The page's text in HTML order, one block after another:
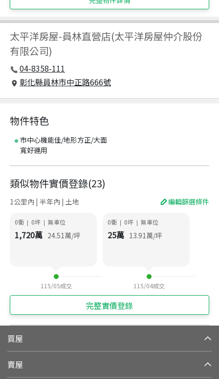
太平洋房屋-員林直營店(太平洋房屋仲介股份
有限公司)
04-8358-111
彰化縣員林市中正路666號
物件特色
市中心機能佳/地形方正/大面
寬好運用
類似物件實價登錄(23)
1公里內 | 半年內 | 土地 編輯篩選條件
0衛 | 0坪 | 無車位
1,720萬 24.51萬/坪
115/05成交
0衛 | 0坪 | 無車位
25萬 13.91萬/坪
115/04成交
完整實價登錄
買屋
賣屋